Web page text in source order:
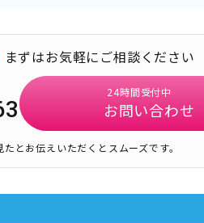
まずはお気軽にご相談ください
24時間受付中
お問い合わせ
とお伝えいただくとスムーズです。